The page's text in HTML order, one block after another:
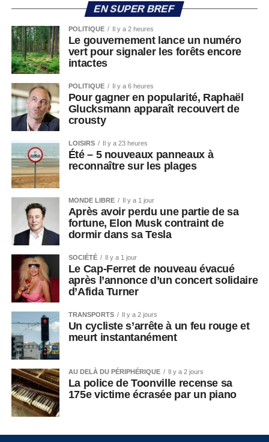
EN SUPER BREF
POLITIQUE Il y a 2 heures
Le gouvernement lance un numéro
vert pour signaler les forêts encore
intactes
POLITIQUE Il y a 6 heures
Pour gagner en popularité, Raphaël
Glucksmann apparaît recouvert de
crousty
LOISIRS Il y a 23 heures
Été – 5 nouveaux panneaux à
reconnaître sur les plages
MONDE LIBRE Il y a 1 jour
Après avoir perdu une partie de sa
fortune, Elon Musk contraint de
dormir dans sa Tesla
SOCIÉTÉ Il y a 1 jour
Le Cap-Ferret de nouveau évacué
après l’annonce d’un concert solidaire
d’Afida Turner
TRANSPORTS Il y a 2 jours
Un cycliste s’arrête à un feu rouge et
meurt instantanément
AU DELÀ DU PÉRIPHÉRIQUE Il y a 2 jours
La police de Toonville recense sa
175e victime écrasée par un piano